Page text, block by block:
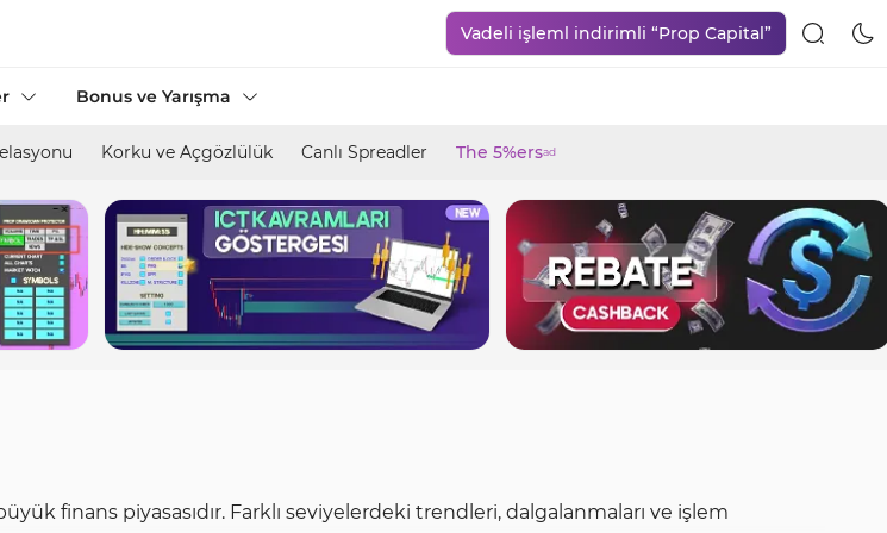
Vadeli işleml indirimli “Prop Capital”
Bonus ve Yarışma
Korku ve Açgözlülük Canlı Spreadler The 5%ersad
finans piyasasıdır. Farklı seviyelerdeki trendleri, dalgalanmaları ve işlem